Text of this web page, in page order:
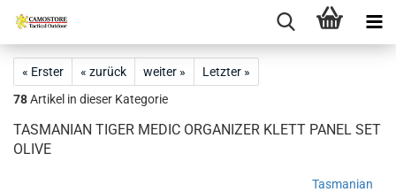
« Erster « zurück weiter »
Letzter »
78Artikel in dieser Kategorie
TASMANIAN TIGER MEDIC ORGANIZER KLETT PANEL SET
OLIVE
Tasmanian